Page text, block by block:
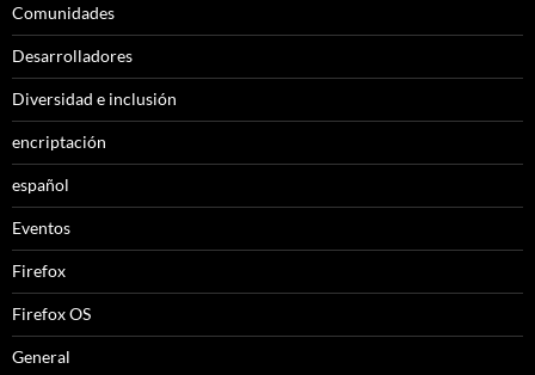
Comunidades
Desarrolladores
Diversidad e inclusión
encriptación
español
Eventos
Firefox
Firefox OS
General